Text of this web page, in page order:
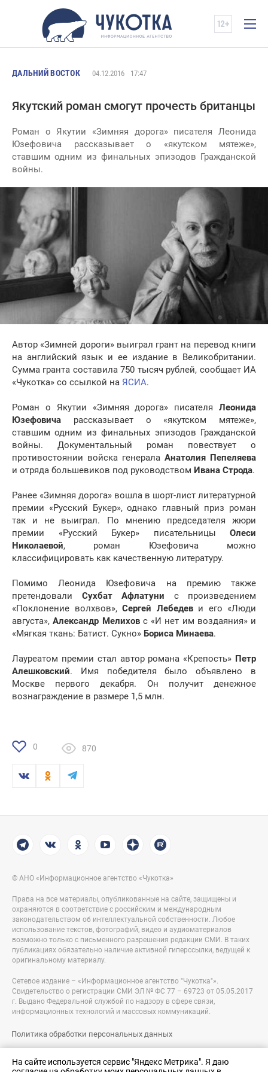
На сайте используется сервис "Яндекс Метрика". Я даю
ДАЛЬНИЙ ВОСТОК 04.12.2016 17:47
Якутский роман смогут прочесть британцы
Роман о Якутии «Зимняя дорога» писателя Леонида
Юзефовича рассказывает о «якутском мятеже»,
ставшим одним из финальных эпизодов Гражданской
войны.
Автор «Зимней дороги» выиграл грант на перевод книги
на английский язык и ее издание в Великобритании.
Сумма гранта составила 750 тысяч рублей, сообщает ИА
«Чукотка» со ссылкой на ЯСИА.
Роман о Якутии «Зимняя дорога» писателя Леонида
Юзефовича рассказывает о «якутском мятеже»,
ставшим одним из финальных эпизодов Гражданской
войны. Документальный роман повествует о
противостоянии войска генерала Анатолия Пепеляева
и отряда большевиков под руководством Ивана Строда.
Ранее «Зимняя дорога» вошла в шорт-лист литературной
премии «Русский Букер», однако главный приз роман
так и не выиграл. По мнению председателя жюри
премии «Русский Букер» писательницы Олеси
Николаевой, роман Юзефовича можно
классифицировать как качественную литературу.
Помимо Леонида Юзефовича на премию также
претендовали Сухбат Афлатуни с произведением
«Поклонение волхвов», Сергей Лебедеви его «Люди
августа»,Александр Мелиховс «И нет им воздаяния» и
«Мягкая ткань: Батист. Сукно» Бориса Минаева.
Лауреатом премии стал автор романа «Крепость» Петр
Алешковский. Имя победителя было объявлено в
Москве первого декабря. Он получит денежное
вознаграждение в размере 1,5 млн.
0 870
© АНО «Информационное агентство «Чукотка»
Права на все материалы, опубликованные на сайте, защищены и
охраняются в соответствие с российским и международным
законодательством об интеллектуальной собственности. Любое
использование текстов, фотографий, видео и аудиоматериалов
возможно только с письменного разрешения редакции СМИ. В таких
публикациях обязательно наличие активной гиперссылки, ведущей к
оригинальному материалу.
Сетевое издание – «Информационное агентство "Чукотка"».
Свидетельство о регистрации СМИ ЭЛ № ФС 77 – 69723 от 05.05.2017
г. Выдано Федеральной службой по надзору в сфере связи,
информационных технологий и массовых коммуникаций.
Политика обработки персональных данных